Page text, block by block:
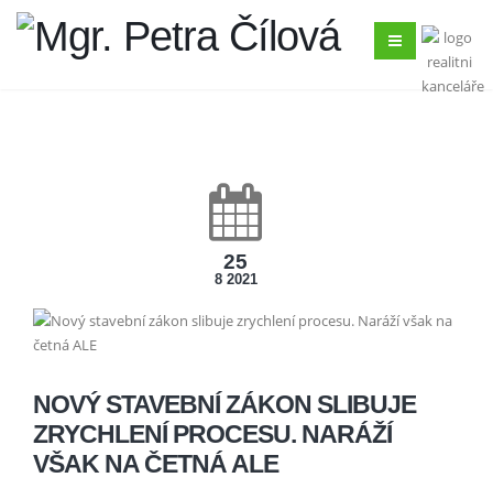
25
8 2021
NOVÝ STAVEBNÍ ZÁKON SLIBUJE
ZRYCHLENÍ PROCESU. NARÁŽÍ
VŠAK NA ČETNÁ ALE